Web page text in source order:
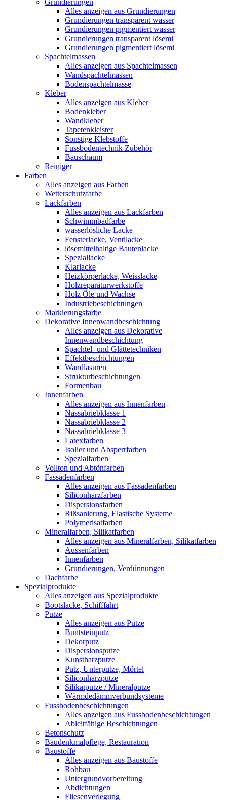
Grundierungen
Alles anzeigen aus Grundierungen
Grundierungen transparent wasser
Grundierungen pigmentiert wasser
Grundierungen transparent lösemi
Grundierungen pigmentiert lösemi
Spachtelmassen
Alles anzeigen aus Spachtelmassen
Wandspachtelmassen
Bodenspachtelmasse
Kleber
Alles anzeigen aus Kleber
Bodenkleber
Wandkleber
Tapetenkleister
Sonstige Klebstoffe
Fussbodentechnik Zubehör
Bauschaum
Reiniger
Farben
Alles anzeigen aus Farben
Wetterschutzfarbe
Lackfarben
Alles anzeigen aus Lackfarben
Schwimmbadfarbe
wasserlösliche Lacke
Fensterlacke, Ventilacke
lösemittelhaltige Bautenlacke
Speziallacke
Klarlacke
Heizkörperlacke, Weisslacke
Holzreparaturwerkstoffe
Holz Öle und Wachse
Industriebeschichtungen
Markierungsfarbe
Dekorative Innenwandbeschichtung
Alles anzeigen aus Dekorative
Innenwandbeschichtung
Spachtel- und Glättetechniken
Effektbeschichtungen
Wandlasuren
Strukturbeschichtungen
Formenbau
Innenfarben
Alles anzeigen aus Innenfarben
Nassabriebklasse 1
Nassabriebklasse 2
Nassabriebklasse 3
Latexfarben
Isolier und Absperrfarben
Spezialfarben
Vollton und Abtönfarben
Fassadenfarben
Alles anzeigen aus Fassadenfarben
Siliconharzfarben
Dispersionsfarben
Rißsanierung, Elastische Systeme
Polymerisatfarben
Mineralfarben, Silikatfarben
Alles anzeigen aus Mineralfarben, Silikatfarben
Aussenfarben
Innenfarben
Grundierungen, Verdünnungen
Dachfarbe
Spezialprodukte
Alles anzeigen aus Spezialprodukte
Bootslacke, Schifffahrt
Putze
Alles anzeigen aus Putze
Buntsteinputz
Dekorputz
Dispersionsputze
Kunstharzputze
Putz, Unterputze, Mörtel
Siliconharzputze
Silikatputze / Mineralputze
Wärmdedämmverbundsysteme
Fussbodenbeschichtungen
Alles anzeigen aus Fussbodenbeschichtungen
Ableitfähige Beschichtungen
Betonschutz
Baudenkmalpflege, Restauration
Baustoffe
Alles anzeigen aus Baustoffe
Rohbau
Untergrundvorbereitung
Abdichtungen
Fliesenverlegung